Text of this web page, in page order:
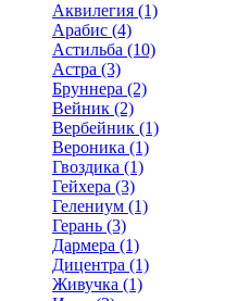
Аквилегия (1)
Арабис (4)
Астильба (10)
Астра (3)
Бруннера (2)
Вейник (2)
Вербейник (1)
Вероника (1)
Гвоздика (1)
Гейхера (3)
Гелениум (1)
Герань (3)
Дармера (1)
Дицентра (1)
Живучка (1)